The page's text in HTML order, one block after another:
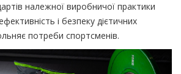
належної виробничої практики
і безпеку дієтичних
потреби спортсменів.